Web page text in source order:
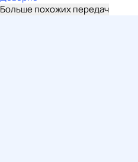
Больше похожих передач